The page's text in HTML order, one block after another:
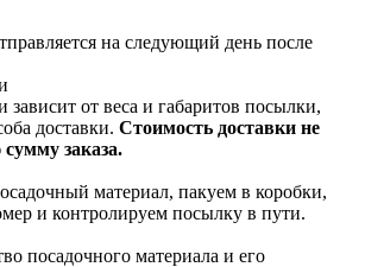
на следующий день после
зависит от веса и габаритов посылки,
доставки. Стоимость доставки не
заказа.
материал, пакуем в коробки,
и контролируем посылку в пути.
посадочного материала и его